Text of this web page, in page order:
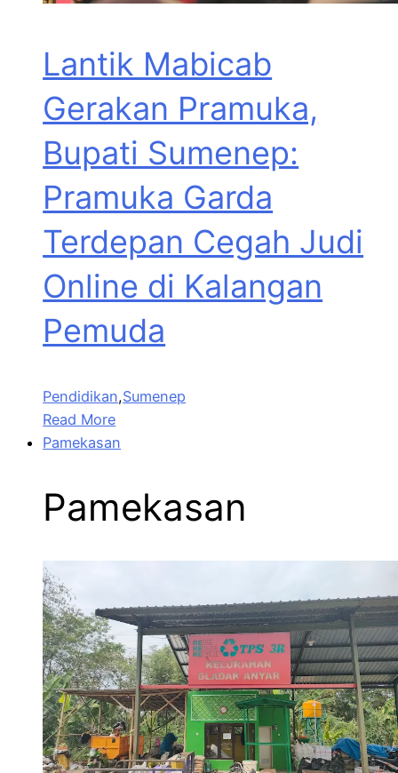
Lantik Mabicab
Gerakan Pramuka,
Bupati Sumenep:
Pramuka Garda
Terdepan Cegah Judi
Online di Kalangan
Pemuda
Pendidikan,Sumenep
Read More
Pamekasan
Pamekasan